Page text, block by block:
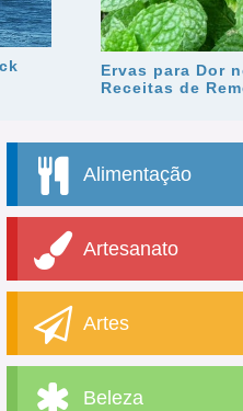
Ervas para Dor
Receitas de
Alimentação
Artesanato
Artes
Beleza